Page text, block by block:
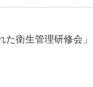
た衛生管理研修会」